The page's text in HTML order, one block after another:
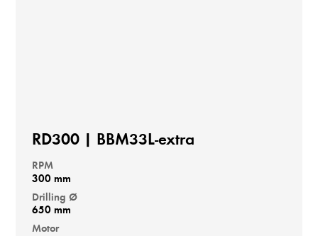
RD300 | BBM33L-extra
RPM
300 mm
Drilling Ø
650 mm
Motor